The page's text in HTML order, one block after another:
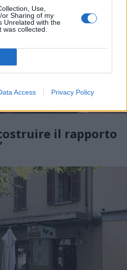
Use,
Sharing of my
Unrelated with the
collected.
Access Privacy Policy
il rapporto